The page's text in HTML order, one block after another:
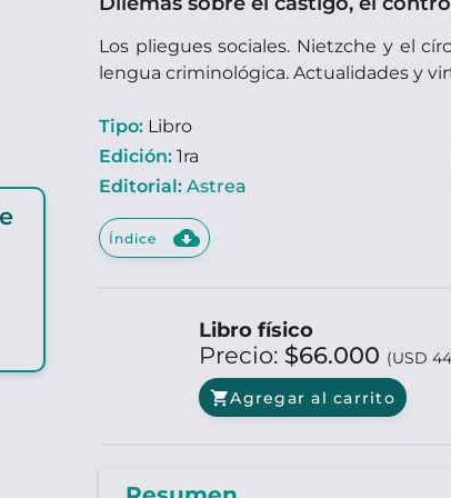
Los pliegues sociales. Nietzche y el
lengua criminológica. Actualidades y
Tipo: Libro
Edición: 1ra
Editorial: Astrea
Índice cloud_download
Libro físico
Precio: $66.000 (USD
shopping_cartAgregar al carrito